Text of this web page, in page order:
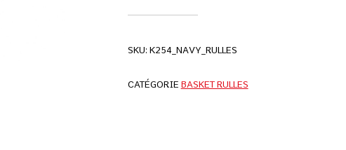
SKU: K254_NAVY_RULLES
CATÉGORIE BASKET RULLES